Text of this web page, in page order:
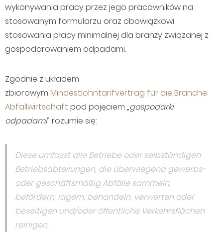
wykonywania pracy przez jego pracowników na
stosowanym formularzu oraz obowiązkowi
stosowania płacy minimalnej dla branży związanej z
gospodarowaniem odpadami.
Zgodnie z układem
zbiorowym Mindestlohntarifvertrag für die Branche
Abfallwirtschaft pod pojęciem „gospodarki
odpadami” rozumie się:
Diese umfasst alle Betriebe oder selbständigen
Betriebsabteilungen, die überwiegend gewerbs-
oder geschäftsmäßig Abfälle sammeln,
befördern, lagern, behandeln, verwerten oder
beseitigen und/oder öffentliche Verkehrsflächen
reinigen,